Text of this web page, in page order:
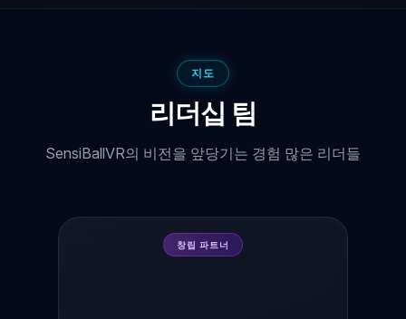
지도
리더십 팀
SensiBallVR의 비전을 앞당기는 경험 많은 리더들
창립 파트너